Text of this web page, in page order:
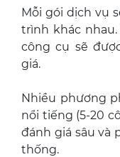
Mỗi gói dịch vụ
trình khác
công cụ sẽ
giá.
Nhiều phương
nổi tiếng (5-20
đánh giá sâu và
thống.